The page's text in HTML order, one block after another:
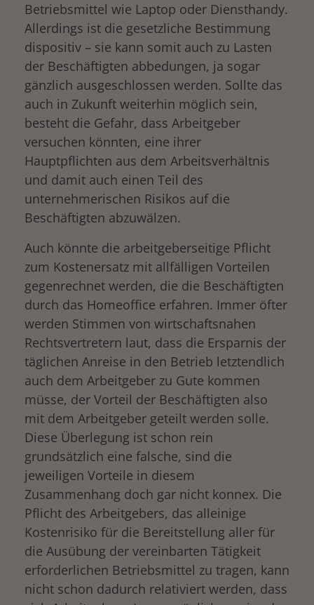
Betriebsmittel wie Laptop oder Diensthandy.
Allerdings ist die gesetzliche Bestimmung
dispositiv – sie kann somit auch zu Lasten
der Beschäftigten abbedungen, ja sogar
gänzlich ausgeschlossen werden. Sollte das
auch in Zukunft weiterhin möglich sein,
besteht die Gefahr, dass Arbeitgeber
versuchen könnten, eine ihrer
Hauptpflichten aus dem Arbeitsverhältnis
und damit auch einen Teil des
unternehmerischen Risikos auf die
Beschäftigten abzuwälzen.
Auch könnte die arbeitgeberseitige Pflicht
zum Kostenersatz mit allfälligen Vorteilen
gegenrechnet werden, die die Beschäftigten
durch das Homeoffice erfahren. Immer öfter
werden Stimmen von wirtschaftsnahen
Rechtsvertretern laut, dass die Ersparnis der
täglichen Anreise in den Betrieb letztendlich
auch dem Arbeitgeber zu Gute kommen
müsse, der Vorteil der Beschäftigten also
mit dem Arbeitgeber geteilt werden solle.
Diese Überlegung ist schon rein
grundsätzlich eine falsche, sind die
jeweiligen Vorteile in diesem
Zusammenhang doch gar nicht konnex. Die
Pflicht des Arbeitgebers, das alleinige
Kostenrisiko für die Bereitstellung aller für
die Ausübung der vereinbarten Tätigkeit
erforderlichen Betriebsmittel zu tragen, kann
nicht schon dadurch relativiert werden, dass
drucken